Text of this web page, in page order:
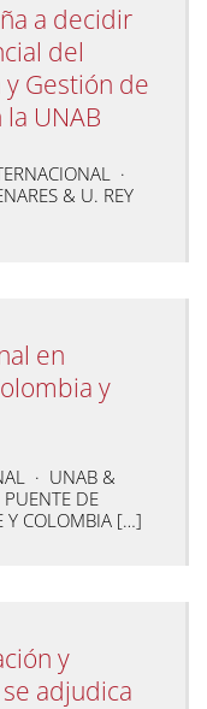
a decidir
del
Gestión de
UNAB
·
& U. REY
en
y
· UNAB &
DE
Y COLOMBIA […]
y
adjudica